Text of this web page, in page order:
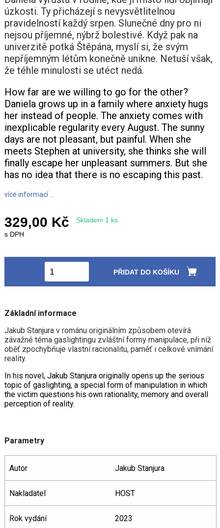
+420 771 147 600
info@pagefive.com
úzkosti. Ty přicházejí s nevysvětlitelnou
pravidelností každý srpen. Slunečné dny pro ni
nejsou příjemné, nýbrž bolestivé. Když pak na
univerzitě potká Štěpána, myslí si, že svým
nepříjemným létům konečně unikne. Netuší však,
že téhle minulosti se utéct nedá.
How far are we willing to go for the other?
Daniela grows up in a family where anxiety hugs
her instead of people. The anxiety comes with
inexplicable regularity every August. The sunny
days are not pleasant, but painful. When she
meets Stephen at university, she thinks she will
finally escape her unpleasant summers. But she
has no idea that there is no escaping this past.
více informací ...
329,00 Kč
Skladem 1 ks
s DPH
PŘIDAT DO KOŠÍKU
Základní informace
Jakub Stanjura v románu originálním způsobem otevírá
závažné téma gaslightingu zvláštní formy manipulace, při níž
oběť zpochybňuje vlastní racionalitu, paměť i celkové vnímání
reality.
In his novel, Jakub Stanjura originally opens up the serious
topic of gaslighting, a special form of manipulation in which
the victim questions his own rationality, memory and overall
perception of reality.
Parametry
Autor Jakub Stanjura
Nakladatel HOST
Rok vydání 2023